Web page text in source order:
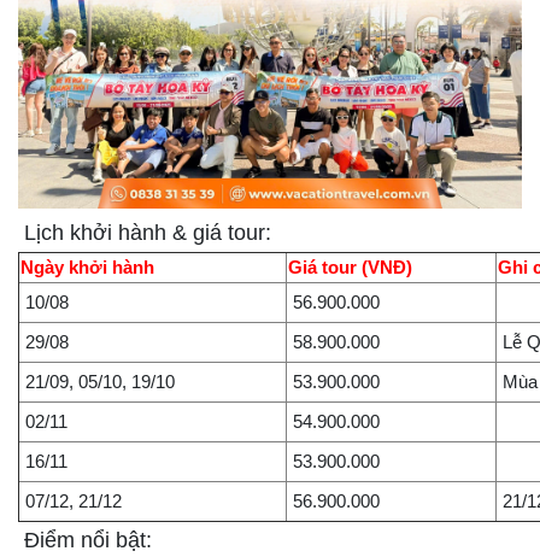
Lịch khởi hành & giá tour:
Ngày khởi hành Giá tour (VNĐ)
Ghi
10/08
56.900.000
29/08
58.900.000
Lễ
21/09, 05/10, 19/10
53.900.000
02/11
54.900.000
16/11
53.900.000
07/12, 21/12
56.900.000 21/
Điểm nổi bật: